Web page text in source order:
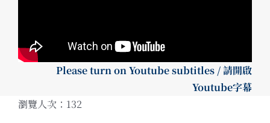
Please turn on Youtube subtitles / 請開啟
Youtube字幕
瀏覽人次：132